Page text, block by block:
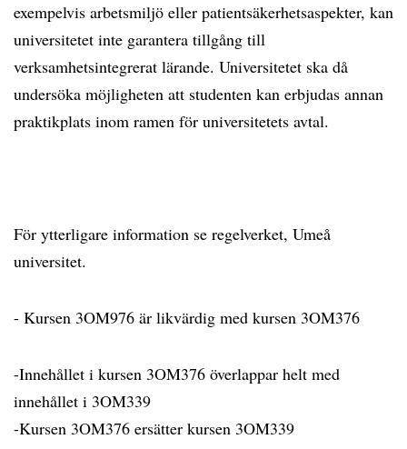
exempelvis arbetsmiljö eller patientsäkerhetsaspekter, kan
universitetet inte garantera tillgång till
verksamhetsintegrerat lärande. Universitetet ska då
undersöka möjligheten att studenten kan erbjudas annan
praktikplats inom ramen för universitetets avtal.
För ytterligare information se regelverket, Umeå
universitet.
- Kursen 3OM976 är likvärdig med kursen 3OM376
-Innehållet i kursen 3OM376 överlappar helt med
innehållet i 3OM339
-Kursen 3OM376 ersätter kursen 3OM339